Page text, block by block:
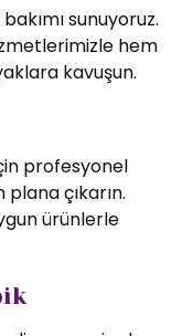
sunuyoruz.
hem
kavuşun.
profesyonel
çıkarın.
ürünlerle